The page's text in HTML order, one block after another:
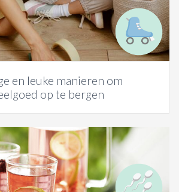
en leuke manieren om
op te bergen